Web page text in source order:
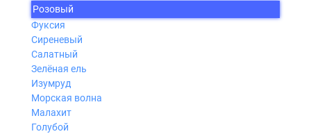
Розовый
Фуксия
Сиреневый
Салатный
Зелёная ель
Изумруд
Морская волна
Малахит
Голубой